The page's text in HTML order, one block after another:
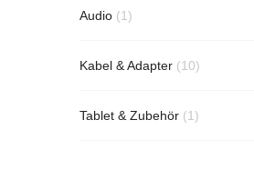
Audio 1Artikel
Kabel & Adapter 10Artikel
Tablet & Zubehör 1Artikel